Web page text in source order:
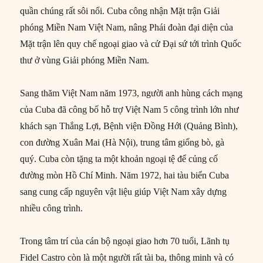
quần chúng rất sôi nổi. Cuba công nhận Mặt trận Giải
phóng Miền Nam Việt Nam, nâng Phái đoàn đại diện của
Mặt trận lên quy chế ngoại giao và cử Đại sứ tới trình Quốc
thư ở vùng Giải phóng Miền Nam.
Sang thăm Việt Nam năm 1973, người anh hùng cách mạng
của Cuba đã công bố hỗ trợ Việt Nam 5 công trình lớn như
khách sạn Thắng Lợi, Bệnh viện Đồng Hới (Quảng Bình),
con đường Xuân Mai (Hà Nội), trung tâm giống bò, gà
quý. Cuba còn tặng ta một khoản ngoại tệ để củng cố
đường mòn Hồ Chí Minh. Năm 1972, hai tàu biển Cuba
sang cung cấp nguyên vật liệu giúp Việt Nam xây dựng
nhiều công trình.
Trong tâm trí của cán bộ ngoại giao hơn 70 tuổi, Lãnh tụ
Fidel Castro còn là một người rất tài ba, thông minh và có